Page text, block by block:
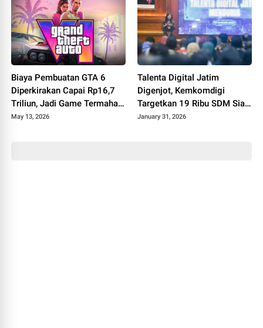
Biaya Pembuatan GTA 6
Diperkirakan Capai Rp16,7
Triliun, Jadi Game Termahal
Sepanjang Sejarah?
May 13, 2026
Talenta Digital Jatim
Digenjot, Kemkomdigi
Targetkan 19 Ribu SDM Siap
Digital di 2026
January 31, 2026